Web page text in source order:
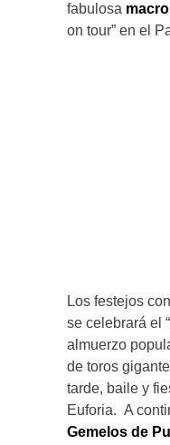
fabulosa
on tour” en el
Los festejos
se celebrará el
almuerzo
de toros
tarde, baile y
Euforia. A
Gemelos de